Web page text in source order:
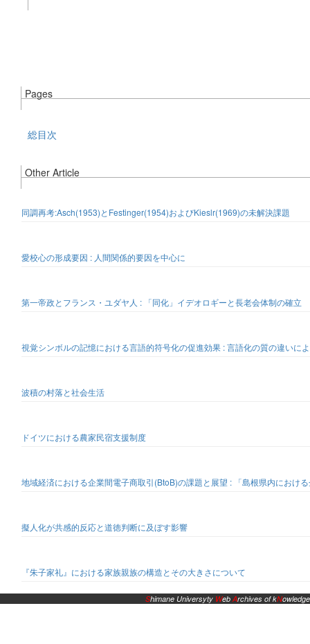
Pages
総目次
Other Article
同調再考:Asch(1953)とFestinger(1954)およびKieslr(1969)の未解決課題
愛校心の形成要因 : 人間関係的要因を中心に
第一帝政とフランス・ユダヤ人 : 「同化」イデオロギーと長老会体制の確立
視覚シンボルの記憶における言語的符号化の促進効果 : 言語化の質の違いに
波積の村落と社会生活
ドイツにおける農家民宿支援制度
地域経済における企業間電子商取引(BtoB)の課題と展望 : 「島根県内におけ
擬人化が共感的反応と道徳判断に及ぼす影響
『朱子家礼』における家族親族の構造とその大きさについて
Shimane Universyty WebArchives of kNowledge